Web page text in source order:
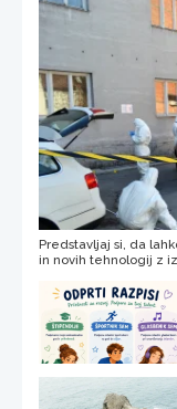
Predstavljaj si, da
in novih tehnologij z